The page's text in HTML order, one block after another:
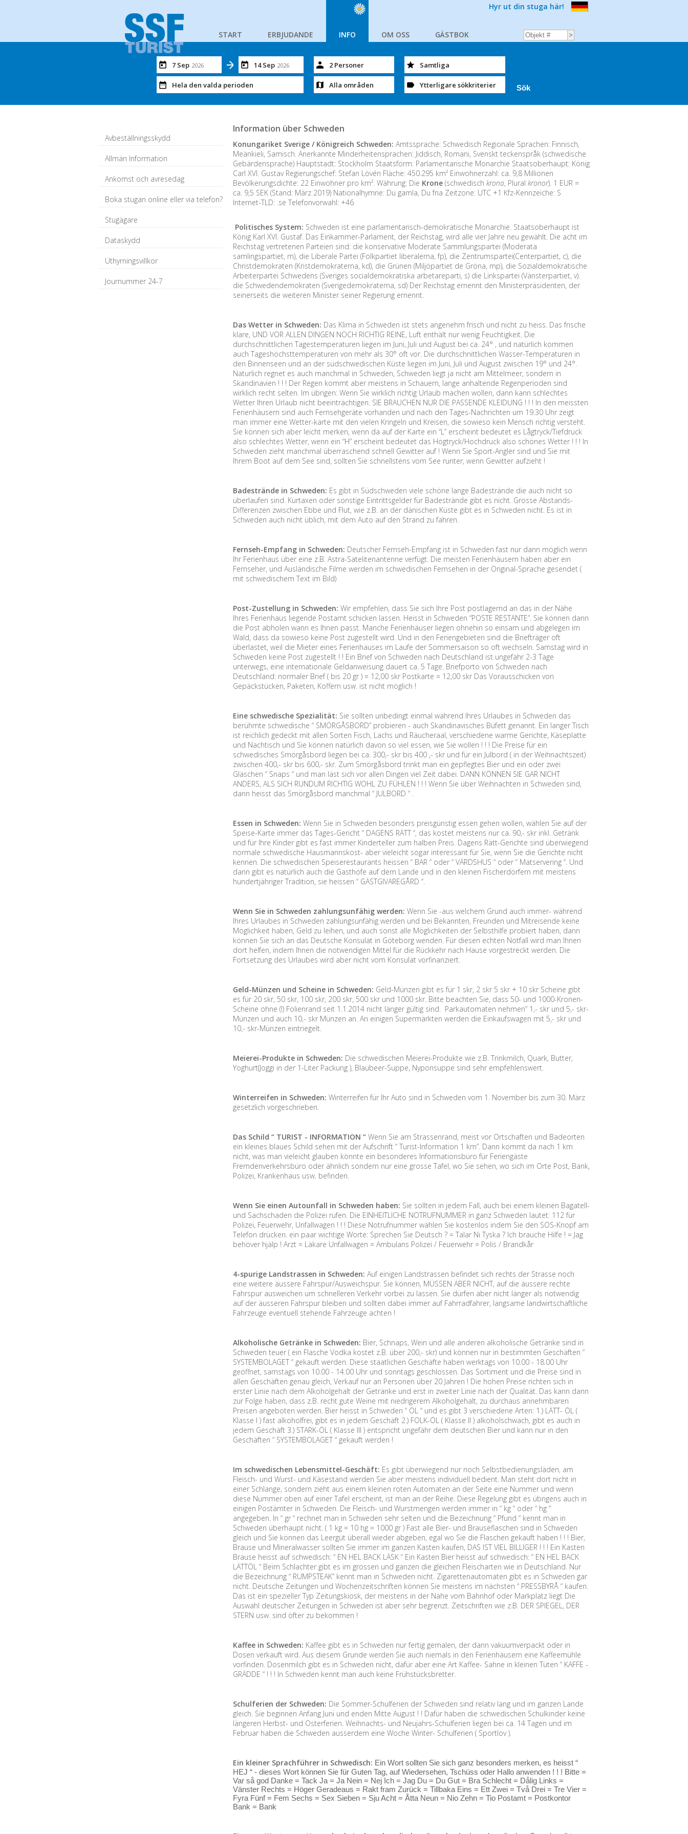
START ERBJUDANDE INFO OM OSS GÄSTBOK
Hyr ut din stuga här!
7 Sep 2026 14 Sep 2026
Hela den valda perioden
2 Personer
Alla områden
Samtliga
Ytterligare sökkriterier
Avbeställningsskydd
Allmän Information
Ankomst och avresedag
Boka stugan online eller via telefon?
Stugägare
Dataskydd
Uthyrningsvillkor
Journummer 24-7
Information über Schweden
Konungariket Sverige / Königreich Schweden: Amtssprache: Schwedisch Regionale Sprachen: Finnisch,
Meänkieli, Samisch. Anerkannte Minderheitensprachen: Jiddisch, Romani, Svenskt teckenspråk (schwedische
Gebärdensprache) Hauptstadt: Stockholm Staatsform: Parlamentarische Monarchie Staatsoberhaupt: König
Carl XVI. Gustav Regierungschef: Stefan Lövén Fläche: 450.295 km² Einwohnerzahl: ca. 9,8 Millionen
Bevölkerungsdichte: 22 Einwohner pro km². Währung: Die Krone (schwedisch krona, Plural kronor). 1 EUR =
ca. 9,5 SEK (Stand: März 2019) Nationalhymne: Du gamla, Du fria Zeitzone: UTC +1 Kfz-Kennzeiche: S
Internet-TLD: .se Telefonvorwahl: +46
Politisches System: Schweden ist eine parlamentarisch-demokratische Monarchie. Staatsoberhaupt ist
König Karl XVI. Gustaf. Das Einkammer-Parlament, der Reichstag, wird alle vier Jahre neu gewählt. Die acht im
Reichstag vertretenen Parteien sind: die konservative Moderate Sammlungspartei (Moderata
samlingspartiet, m), die Liberale Partei (Folkpartiet liberalerna, fp), die Zentrumspartei(Centerpartiet, c), die
Christdemokraten (Kristdemokraterna, kd), die Grünen (Miljöpartiet de Gröna, mp), die Sozialdemokratische
Arbeiterpartei Schwedens (Sveriges socialdemokratiska arbetareparti, s) die Linkspartei (Vänsterpartiet, v).
die Schwedendemokraten (Sverigedemokraterna, sd) Der Reichstag ernennt den Ministerpräsidenten, der
seinerseits die weiteren Minister seiner Regierung ernennt.
Das Wetter in Schweden: Das Klima in Schweden ist stets angenehm frisch und nicht zu heiss. Das frische
klare, UND VOR ALLEN DINGEN NOCH RICHTIG REINE, Luft enthält nur wenig Feuchtigkeit. Die
durchschnittlichen Tagestemperaturen liegen im Juni, Juli und August bei ca. 24° , und natürlich kommen
auch Tageshöchsttemperaturen von mehr als 30° oft vor. Die durchschnittlichen Wasser-Temperaturen in
den Binnenseen und an der südschwedischen Küste liegen im Juni, Juli und August zwischen 19° und 24°.
Naturlich regnet es auch manchmal in Schweden, Schweden liegt ja nicht am Mittelmeer, sondern in
Skandinavien ! ! ! Der Regen kommt aber meistens in Schauern, lange anhaltende Regenperioden sind
wirklich recht selten. Im übrigen: Wenn Sie wirklich richtig Urlaub machen wollen, dann kann schlechtes
Wetter Ihren Urlaub nicht beeinträchtigen. SIE BRAUCHEN NUR DIE PASSENDE KLEIDUNG ! ! ! In den meissten
Ferienhäusern sind auch Fernsehgeräte vorhanden und nach den Tages-Nachrichten um 19.30 Uhr zeigt
man immer eine Wetter-karte mit den vielen Kringeln und Kreisen, die sowieso kein Mensch richtig versteht.
Sie können sich aber leicht merken, wenn da auf der Karte ein “L” erscheint bedeutet es Lågtryck/Tiefdruck
also schlechtes Wetter, wenn ein “H” erscheint bedeutet das Högtryck/Hochdruck also schönes Wetter ! ! ! In
Schweden zieht manchmal überraschend schnell Gewitter auf ! Wenn Sie Sport-Angler sind und Sie mit
Ihrem Boot auf dem See sind, sollten Sie schnellstens vom See runter, wenn Gewitter aufzieht !
Badestrände in Schweden: Es gibt in Südschweden viele schöne lange Badestrände die auch nicht so
überlaufen sind. Kurtaxen oder sonstige Eintrittsgelder für Badestrände gibt es nicht. Grosse Abstands-
Differenzen zwischen Ebbe und Flut, wie z.B. an der dänischen Küste gibt es in Schweden nicht. Es ist in
Schweden auch nicht üblich, mit dem Auto auf den Strand zu fahren.
Fernseh-Empfang in Schweden: Deutscher Fernseh-Empfang ist in Schweden fast nur dann möglich wenn
Ihr Ferienhaus über eine z.B. Astra-Satelitenantenne verfügt. Die meisten Ferienhäusern haben aber ein
Fernseher, und Ausländische Filme werden im schwedischen Fernsehen in der Original-Sprache gesendet (
mit schwedischem Text im Bild)
Post-Zustellung in Schweden: Wir empfehlen, dass Sie sich Ihre Post postlagernd an das in der Nähe
Ihres Ferienhaus liegende Postamt schicken lassen. Heisst in Schweden “POSTE RESTANTE”. Sie können dann
die Post abholen wann es Ihnen passt. Manche Ferienhäuser liegen ohnehin so einsam und abgelegen im
Wald, dass da sowieso keine Post zugestellt wird. Und in den Feriengebieten sind die Briefträger oft
überlastet, weil die Mieter eines Ferienhauses im Laufe der Sommersaison so oft wechseln. Samstag wird in
Schweden keine Post zugestellt ! ! Ein Brief von Schweden nach Deutschland ist ungefähr 2-3 Tage
unterwegs, eine internationale Geldanweisung dauert ca. 5 Tage. Briefporto von Schweden nach
Deutschland: normaler Brief ( bis 20 gr ) = 12,00 skr Postkarte = 12,00 skr Das Vorausschicken von
Gepäckstücken, Paketen, Koffern usw. ist nicht möglich !
Eine schwedische Spezialität: Sie sollten unbedingt einmal während Ihres Urlaubes in Schweden das
berühmte schwedische “ SMÖRGÅSBORD” probieren - auch Skandinavisches Büfett genannt. Ein langer Tisch
ist reichlich gedeckt mit allen Sorten Fisch, Lachs und Räucheraal, verschiedene warme Gerichte, Käseplatte
und Nachtisch und Sie können natürlich davon so viel essen, wie Sie wollen ! ! ! Die Preise für ein
schwedisches Smörgåsbord liegen bei ca. 300,- skr bis 400 ,- skr und für ein Julbord ( in der Weihnachtszeit)
zwischen 400,- skr bis 600,- skr. Zum Smörgåsbord trinkt man ein gepflegtes Bier und ein oder zwei
Gläschen “ Snaps “ und man läst sich vor allen Dingen viel Zeit dabei. DANN KÖNNEN SIE GAR NICHT
ANDERS, ALS SICH RUNDUM RICHTIG WOHL ZU FÜHLEN ! ! ! Wenn Sie über Weihnachten in Schweden sind,
dann heisst das Smörgåsbord manchmal “ JULBORD “ .
Essen in Schweden: Wenn Sie in Schweden besonders preisgünstig essen gehen wollen, wählen Sie auf der
Speise-Karte immer das Tages-Gericht “ DAGENS RÄTT “, das kostet meistens nur ca. 90,- skr inkl. Getränk
und für Ihre Kinder gibt es fast immer Kinderteller zum halben Preis. Dagens Rätt-Gerichte sind überwiegend
normale schwedische Hausmannskost- aber vieleicht sogar interessant für Sie, wenn Sie die Gerichte nicht
kennen. Die schwedischen Speiserestaurants heissen “ BAR “ oder “ VÄRDSHUS “ oder “ Matservering “. Und
dann gibt es natürlich auch die Gasthöfe auf dem Lande und in den kleinen Fischerdörfern mit meistens
hundertjähriger Tradition, sie heissen “ GÄSTGIVAREGÅRD “.
Wenn Sie in Schweden zahlungsunfähig werden: Wenn Sie -aus welchem Grund auch immer- während
Ihres Urlaubes in Schweden zahlungsunfähig werden und bei Bekannten, Freunden und Mitreisende keine
Möglichkeit haben, Geld zu leihen, und auch sonst alle Möglichkeiten der Selbsthilfe probiert haben, dann
können Sie sich an das Deutsche Konsulat in Göteborg wenden. Für diesen echten Notfall wird man Ihnen
dort helfen, indem Ihnen die notwendigen Mittel für die Rückkehr nach Hause vorgestreckt werden. Die
Fortsetzung des Urlaubes wird aber nicht vom Konsulat vorfinanziert.
Geld-Münzen und Scheine in Schweden: Geld-Münzen gibt es für 1 skr, 2 skr 5 skr + 10 skr Scheine gibt
es für 20 skr, 50 skr, 100 skr, 200 skr, 500 skr und 1000 skr. Bitte beachten Sie, dass 50- und 1000-Kronen-
Scheine ohne (!) Folienrand seit 1.1.2014 nicht länger gültig sind. Parkautomaten nehmen” 1,- skr und 5,- skr-
Münzen und auch 10,- skr Münzen an. An einigen Supermärkten werden die Einkaufswagen mit 5,- skr und
10,- skr-Münzen eintriegelt.
Meierei-Produkte in Schweden: Die schwedischen Meierei-Produkte wie z.B. Trinkmilch, Quark, Butter,
Yoghurt(Joggi in der 1-Liter Packung ), Blaubeer-Suppe, Nyponsuppe sind sehr empfehlenswert.
Winterreifen in Schweden: Winterreifen für Ihr Auto sind in Schweden vom 1. November bis zum 30. März
gesetzlich vorgeschrieben.
Das Schild “ TURIST - INFORMATION “ Wenn Sie am Strassenrand, meist vor Ortschaften und Badeorten
ein kleines blaues Schild sehen mit der Aufschrift “ Turist-Information 1 km”. Dann kommt da nach 1 km
nicht, was man vieleicht glauben könnte ein besonderes Informationsbüro für Feriengäste
Fremdenverkehrsbüro oder ähnlich sondern nur eine grosse Tafel, wo Sie sehen, wo sich im Orte Post, Bank,
Polizei, Krankenhaus usw. befinden.
Wenn Sie einen Autounfall in Schweden haben: Sie sollten in jedem Fall, auch bei einem kleinen Bagatell-
und Sachschaden die Polizei rufen. Die EINHEITLICHE NOTRUFNUMMER in ganz Schweden lautet: 112 für
Polizei, Feuerwehr, Unfallwagen ! ! ! Diese Notrufnummer wählen Sie kostenlos indem Sie den SOS-Knopf am
Telefon drücken. ein paar wichtige Worte: Sprechen Sie Deutsch ? = Talar Ni Tyska ? Ich brauche Hilfe ! = Jag
behöver hjälp ! Arzt = Läkare Unfallwagen = Ambulans Polizei / Feuerwehr = Polis / Brandkår
4-spurige Landstrassen in Schweden: Auf einigen Landstrassen befindet sich rechts der Strasse noch
eine weitere äussere Fahrspur/Ausweichspur. Sie können, MÜSSEN ABER NICHT, auf die äussere rechte
Fahrspur ausweichen um schnelleren Verkehr vorbei zu lassen. Sie dürfen aber nicht länger als notwendig
auf der äusseren Fahrspur bleiben und sollten dabei immer auf Fahrradfahrer, langsame landwirtschaftliche
Fahrzeuge eventuell stehende Fahrzeuge achten !
Alkoholische Getränke in Schweden: Bier, Schnaps, Wein und alle anderen alkoholische Getränke sind in
Schweden teuer ( ein Flasche Vodka kostet z.B. über 200,- skr) und können nur in bestimmten Geschäften “
SYSTEMBOLAGET “ gekauft werden. Diese staatlichen Geschäfte haben werktags von 10.00 - 18.00 Uhr
geöffnet, samstags von 10.00 - 14.00 Uhr und sonntags geschlossen. Das Sortiment und die Preise sind in
allen Geschäften genau gleich, Verkauf nur an Personen über 20 Jahren ! Die hohen Preise richten sich in
erster Linie nach dem Alkoholgehalt der Getränke und erst in zweiter Linie nach der Qualität. Das kann dann
zur Folge haben, dass z.B. recht gute Weine mit niedrigerem Alkoholgehalt, zu durchaus annehmbaren
Preisen angeboten werden. Bier heisst in Schweden “ ÖL “ und es gibt 3 verschiedene Arten: 1.) LÄTT- ÖL (
Klasse I ) fast alkoholfrei, gibt es in jedem Geschäft 2.) FOLK-ÖL ( Klasse II ) alkoholschwach, gibt es auch in
jedem Geschäft 3.) STARK-ÖL ( Klasse III ) entspricht ungefähr dem deutschen Bier und kann nur in den
Geschäften “ SYSTEMBOLAGET “ gekauft werden !
Im schwedischen Lebensmittel-Geschäft: Es gibt überwiegend nur noch Selbstbedienungsläden, am
Fleisch- und Wurst- und Käsestand werden Sie aber meistens individuell bedient. Man steht dort nicht in
einer Schlange, sondern zieht aus einem kleinen roten Automaten an der Seite eine Nummer und wenn
diese Nummer oben auf einer Tafel erscheint, ist man an der Reihe. Diese Regelung gibt es übrigens auch in
einigen Postämter in Schweden. Die Fleisch- und Wurstmengen werden immer in “ kg “ oder “ hg “
angegeben. In “ gr “ rechnet man in Schweden sehr selten und die Bezeichnung “ Pfund “ kennt man in
Schweden überhaupt nicht. ( 1 kg = 10 hg = 1000 gr ) Fast alle Bier- und Brauseflaschen sind in Schweden
gleich und Sie können das Leergut überall wieder abgeben, egal wo Sie die Flaschen gekauft haben ! ! ! Bier,
Brause und Mineralwasser sollten Sie immer im ganzen Kasten kaufen, DAS IST VIEL BILLIGER ! ! ! Ein Kasten
Brause heisst auf schwedisch: “ EN HEL BACK LÄSK “ Ein Kasten Bier heisst auf schwedisch: “ EN HEL BACK
LÄTTÖL “ Beim Schlachter gibt es im grossen und ganzen die gleichen Fleischarten wie in Deutschland. Nur
die Bezeichnung “ RUMPSTEAK” kennt man in Schweden nicht. Zigarettenautomaten gibt es in Schweden gar
nicht. Deutsche Zeitungen und Wochenzeitschriften können Sie meistens im nächsten “ PRESSBYRÅ “ kaufen.
Das ist ein spezieller Typ Zeitungskiosk, der meistens in der Nähe vom Bahnhof oder Markplatz liegt Die
Auswahl deutscher Zeitungen in Schweden ist aber sehr begrenzt. Zeitschriften wie z.B. DER SPIEGEL, DER
STERN usw. sind öfter zu bekommen !
Kaffee in Schweden: Kaffee gibt es in Schweden nur fertig gemalen, der dann vakuumverpackt oder in
Dosen verkauft wird. Aus diesem Grunde werden Sie auch niemals in den Ferienhäusern eine Kaffeemühle
vorfinden. Dosenmilch gibt es in Schweden nicht, dafür aber eine Art Kaffee- Sahne in kleinen Tüten “ KAFFE -
GRÄDDE “ ! ! ! In Schweden kennt man auch keine Frühstücksbretter.
Schulferien der Schweden: Die Sommer-Schulferien der Schweden sind relativ lang und im ganzen Lande
gleich. Sie beginnen Anfang Juni und enden Mitte August ! ! Dafür haben die schwedischen Schulkinder keine
längeren Herbst- und Osterferien. Weihnachts- und Neujahrs-Schulferien liegen bei ca. 14 Tagen und im
Februar haben die Schweden ausserdem eine Woche Winter- Schulferien ( Sportlov ).
Ein kleiner Sprachführer in Schwedisch: Ein Wort sollten Sie sich ganz besonders merken, es heisst “
HEJ “ - dieses Wort können Sie für Guten Tag, auf Wiedersehen, Tschüss oder Hallo anwenden ! ! ! Bitte =
Var så god Danke = Tack Ja = Ja Nein = Nej Ich = Jag Du = Du Gut = Bra Schlecht = Dålig Links =
Vänster Rechts = Höger Geradeaus = Rakt fram Zurück = Tillbaka Eins = Ett Zwei = Två Drei = Tre Vier =
Fyra Fünf = Fem Sechs = Sex Sieben = Sju Acht = Åtta Neun = Nio Zehn = Tio Postamt = Postkontor
Bank = Bank